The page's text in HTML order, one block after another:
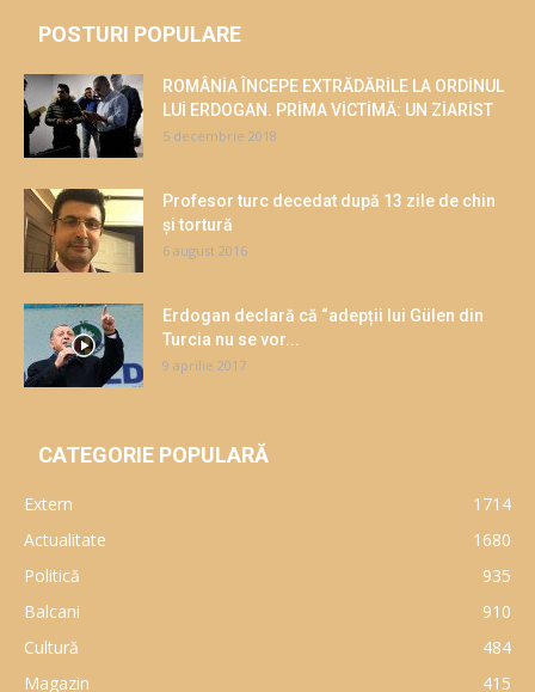
POSTURI POPULARE
ROMÂNİA ÎNCEPE EXTRĂDĂRİLE LA ORDİNUL
LUİ ERDOGAN. PRİMA VİCTİMĂ: UN ZİARİST
5 decembrie 2018
Profesor turc decedat după 13 zile de chin
și tortură
6 august 2016
Erdogan declară că “adepții lui Gülen din
Turcia nu se vor...
9 aprilie 2017
CATEGORIE POPULARĂ
Extern
1714
Actualitate
1680
Politică
935
Balcani
910
Cultură
484
Magazin
415